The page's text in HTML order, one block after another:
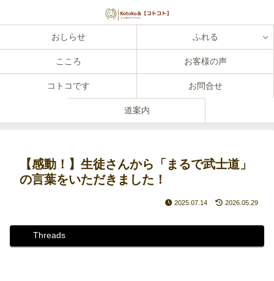
おしらせ ふれる
こころ お客様の声
コトコです お問合せ
道案内
【感動！】生徒さんから「まるで武士道」
の言葉をいただきました！
2025.07.14 2026.05.29
Threads